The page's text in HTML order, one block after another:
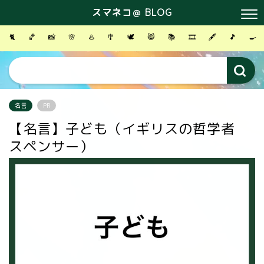
スマネコ＠ BLOG
🐈 🏀 📸 🌸 ♨️ 🎐 🕊 😸 📚 🎞 🖋 🎵 🍳
名言 PR
【名言】子ども（イギリスの哲学者
スペンサー）